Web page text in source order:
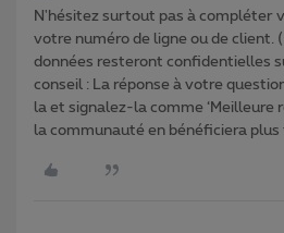
N'hésitez surtout pas à compléter
votre numéro de ligne ou de client.
données resteront confidentielles
conseil : La réponse à votre
la et signalez-la comme ‘Meilleure
la communauté en bénéficiera